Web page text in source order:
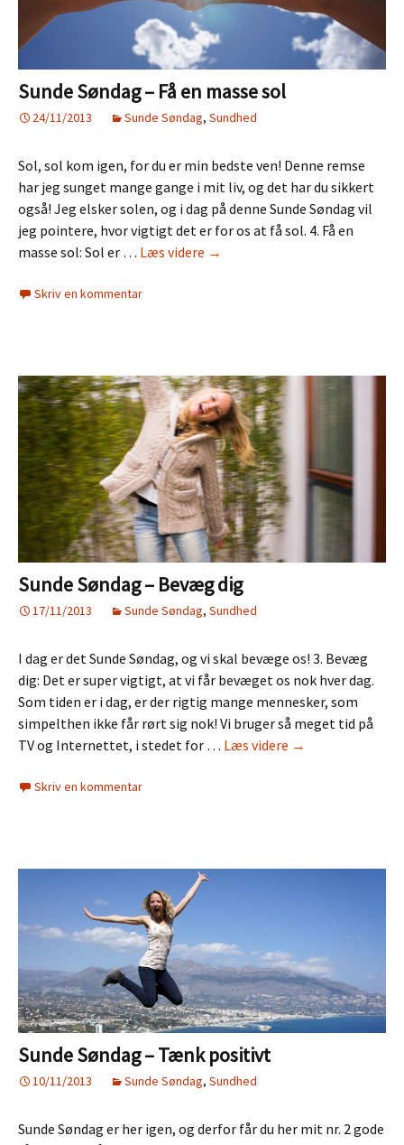
Sunde Søndag – Få en masse sol
24/11/2013 Sunde Søndag, Sundhed
Sol, sol kom igen, for du er min bedste ven! Denne remse
har jeg sunget mange gange i mit liv, og det har du sikkert
også! Jeg elsker solen, og i dag på denne Sunde Søndag vil
jeg pointere, hvor vigtigt det er for os at få sol. 4. Få en
masse sol: Sol er … Læs videre Sunde
sol
→
Skriv en kommentar
Sunde Søndag – Bevæg dig
17/11/2013 Sunde Søndag, Sundhed
I dag er det Sunde Søndag, og vi skal bevæge os! 3. Bevæg
dig: Det er super vigtigt, at vi får bevæget os nok hver dag.
Som tiden er i dag, er der rigtig mange mennesker, som
simpelthen ikke får rørt sig nok! Vi bruger så meget tid på
TV og Internettet, i stedet for … Læs videre Sunde
→
Skriv en kommentar
Sunde Søndag – Tænk positivt
10/11/2013 Sunde Søndag, Sundhed
Sunde Søndag er her igen, og derfor får du her mit nr. 2 gode